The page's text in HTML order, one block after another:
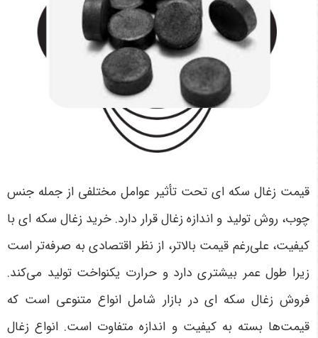
قیمت زغال سکه ای تحت تأثیر عوامل مختلفی از جمله جنس
چوب، روش تولید و اندازه زغال قرار دارد. خرید زغال سکه ای با
کیفیت، علی‌رغم قیمت بالاتر، از نظر اقتصادی به صرفه‌تر است
زیرا طول عمر بیشتری دارد و حرارت یکنواخت تولید می‌کند.
فروش زغال سکه ای در بازار شامل انواع متنوعی است که
قیمت‌ها بسته به کیفیت و اندازه متفاوت است. انواع زغال